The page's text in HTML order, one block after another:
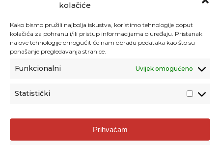
kolačiće
Kako bismo pružili najbolja iskustva, koristimo tehnologije poput
kolačića za pohranu i/ili pristup informacijama o uređaju. Pristanak
na ove tehnologije omogućit će nam obradu podataka kao što su
ponašanje pregledavanja stranice.
Funkcionalni Uvijek omogućeno
Statistički
Prihvaćam
Agencija za odgoj i obrazovanje
Donje Svetice 38, 10000 Zagreb